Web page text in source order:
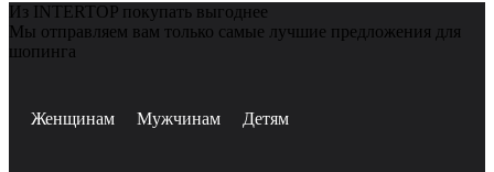
Из INTERTOP покупать выгоднее
Мы отправляем вам только самые лучшие предложения для
шопинга
Женщинам Мужчинам Детям